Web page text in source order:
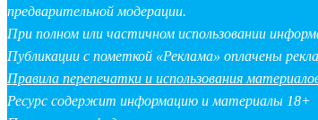
предварительной модерации.
При полном или частичном использовании
Публикации с пометкой «Реклама» оплачены
Правила перепечатки и использования
Ресурс содержит информацию и материалы 18+